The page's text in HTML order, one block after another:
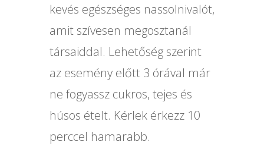
kevés egészséges nassolnivalót,
amit szívesen megosztanál
társaiddal. Lehetőség szerint
az esemény előtt 3 órával már
ne fogyassz cukros, tejes és
húsos ételt. Kérlek érkezz 10
perccel hamarabb.